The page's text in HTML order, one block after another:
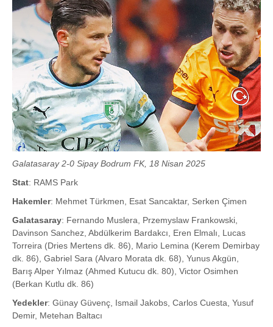
Galatasaray 2-0 Sipay Bodrum FK, 18 Nisan 2025
Stat: RAMS Park
Hakemler: Mehmet Türkmen, Esat Sancaktar, Serken Çimen
Galatasaray: Fernando Muslera, Przemyslaw Frankowski,
Davinson Sanchez, Abdülkerim Bardakcı, Eren Elmalı, Lucas
Torreira (Dries Mertens dk. 86), Mario Lemina (Kerem Demirbay
dk. 86), Gabriel Sara (Alvaro Morata dk. 68), Yunus Akgün,
Barış Alper Yılmaz (Ahmed Kutucu dk. 80), Victor Osimhen
(Berkan Kutlu dk. 86)
Yedekler: Günay Güvenç, Ismail Jakobs, Carlos Cuesta, Yusuf
Demir, Metehan Baltacı